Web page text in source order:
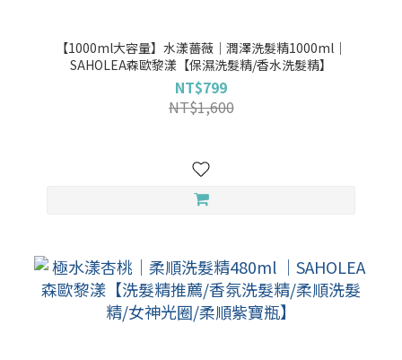
【1000ml大容量】水漾薔薇│潤澤洗髮精1000ml｜
SAHOLEA森歐黎漾【保濕洗髮精/香水洗髮精】
NT$799
NT$1,600